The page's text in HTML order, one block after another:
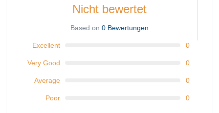
Nicht bewertet
Based on 0 Bewertungen
Excellent 0
Very Good 0
Average 0
Poor 0